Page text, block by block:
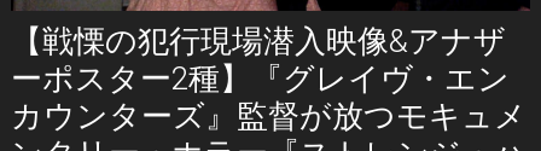
【戦慄の犯行現場潜入映像&アナザ
ーポスター2種】『グレイヴ・エン
カウンターズ』監督が放つモキュメ